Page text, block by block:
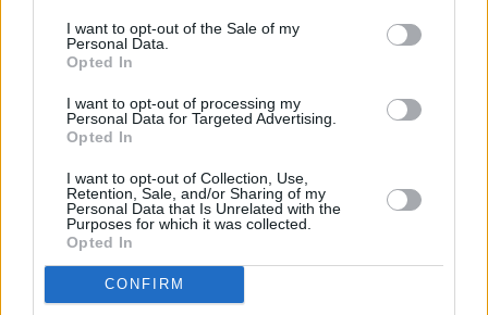
I want to opt-out of the Sale of my
Personal Data.
Opted In
I want to opt-out of processing my
Personal Data for Targeted Advertising.
Opted In
I want to opt-out of Collection, Use,
Retention, Sale, and/or Sharing of my
Personal Data that Is Unrelated with the
Purposes for which it was collected.
Opted In
CONFIRM
Ενώ όπως λέει η σύζυγος στην αγωγή
διαζυγίου ήταν και άπιστος… Διότι η απιστία
επίδραση στο ύψος της διατροφής.